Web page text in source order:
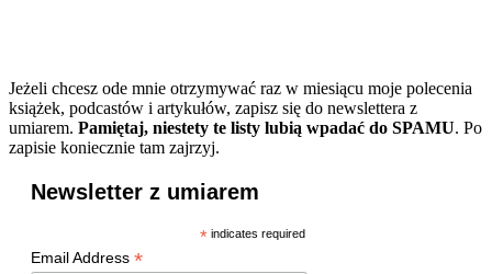
Jeżeli chcesz ode mnie otrzymywać raz w miesiącu moje polecenia
książek, podcastów i artykułów, zapisz się do newslettera z
umiarem. Pamiętaj, niestety te listy lubią wpadać do SPAMU. Po
zapisie koniecznie tam zajrzyj.
Newsletter z umiarem
*indicates required
Email Address *